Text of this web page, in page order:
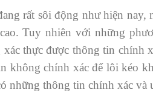
rất sôi động như hiện
Tuy nhiên với những
thực được thông tin chính
không chính xác để lôi kéo
những thông tin chính xác và